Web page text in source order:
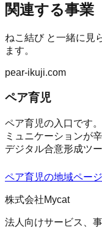
関連する事業
ねこ結びと一緒に見
ます。
pear-ikuji.com
ペア育児
ペア育児の入口です
ミュニケーションが
デジタル合意形成ツ
ペア育児の地域ページ
株式会社Mycat
法人向けサービス、